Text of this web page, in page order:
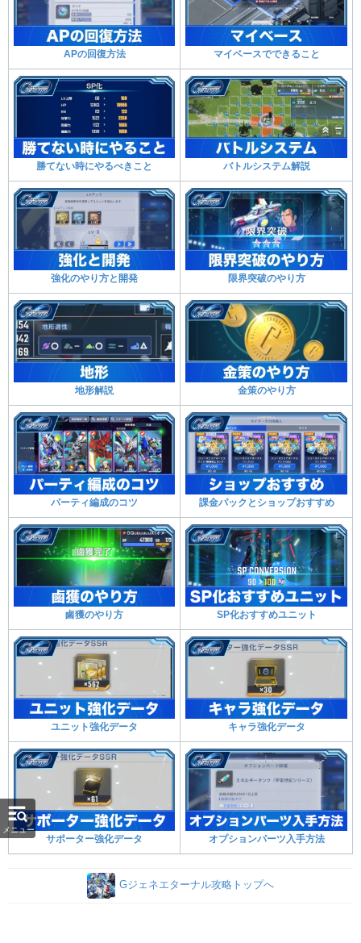
APの回復方法 マイベースでできること
勝てない時にやるべきこと バトルシステム解説
強化のやり方と開発 限界突破のやり方
地形解説 金策のやり方
パーティ編成のコツ 課金パックとショップおすすめ
鹵獲のやり方 SP化おすすめユニット
ユニット強化データ キャラ強化データ
サポーター強化データ オプションパーツ入手方法
Gジェネエターナル攻略トップへ
メニュー